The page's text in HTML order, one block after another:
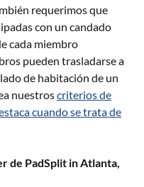
requerimos que
con un candado
cada miembro
pueden trasladarse a
de habitación de un
nuestroscriterios de
cuando se trata de
de PadSplit in Atlanta,